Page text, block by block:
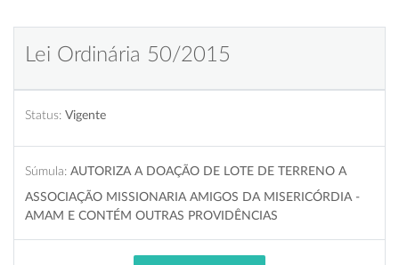
Lei Ordinária 50/2015
Status: Vigente
Súmula: AUTORIZA A DOAÇÃO DE LOTE DE TERRENO A
ASSOCIAÇÃO MISSIONARIA AMIGOS DA MISERICÓRDIA -
AMAM E CONTÉM OUTRAS PROVIDÊNCIAS